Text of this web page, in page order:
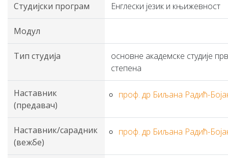
Студијски програм Енглески језик и књижевност
Модул
Тип студија
основне академске студије
степена
Наставник
(предавач)
проф. др Биљана Радић-
Наставник/сарадник
(вежбе)
проф. др Биљана Радић-